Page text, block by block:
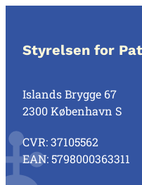
Styrelsen for
Islands Brygge 67
2300 København S
CVR: 37105562
EAN: 5798000363311